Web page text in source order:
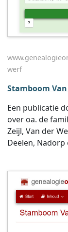
werf
Stamboom
Een publicatie
over oa. de
Zeijl, Van der
Deelen, Nadorp